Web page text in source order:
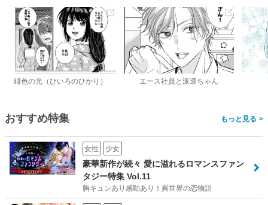
緋色の光（ひいろのひかり） エース社員と派遣ちゃん
おすすめ特集 >
女性 少女
豪華新作が続々 愛に溢れるロマンスファン
タジー特集 Vol.11
胸キュンあり感動あり！異世界の恋物語